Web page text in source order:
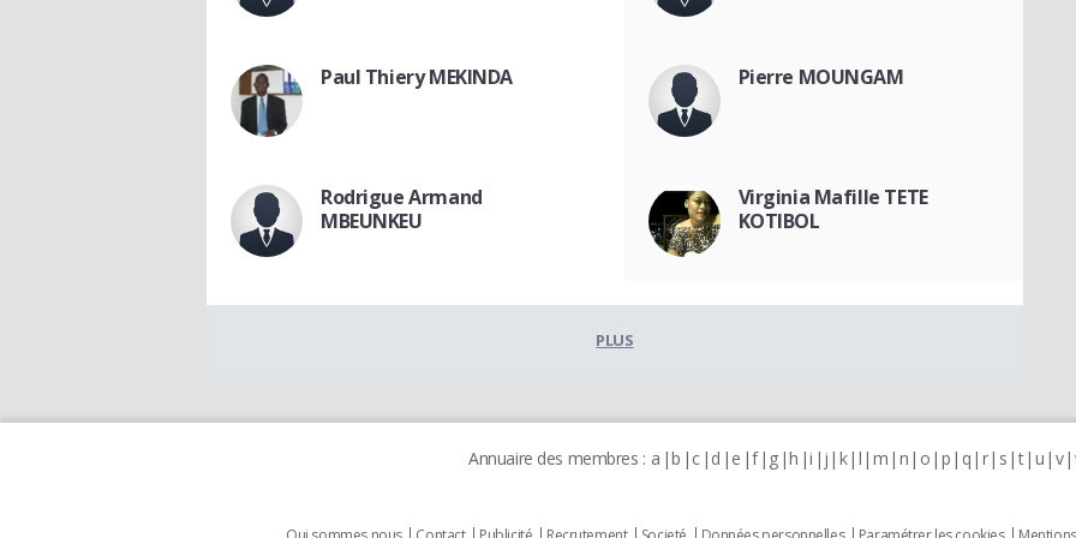
Paul Thiery MEKINDA Pierre MOUNGAM
Rodrigue Armand
MBEUNKEU
Virginia Mafille TETE
KOTIBOL
PLUS
Annuaire des membres : a b c d e f g h i j k l m n o p q r s t u v